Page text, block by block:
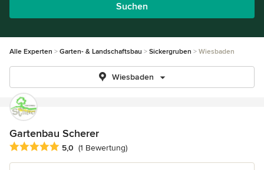
Suchen
Alle Experten Garten- & Landschaftsbau Sickergruben Wiesbaden
Wiesbaden
Gartenbau Scherer
Durchschnittliche Bewertung: 5 von 5 Sternen
5,0 (1 Bewertung)